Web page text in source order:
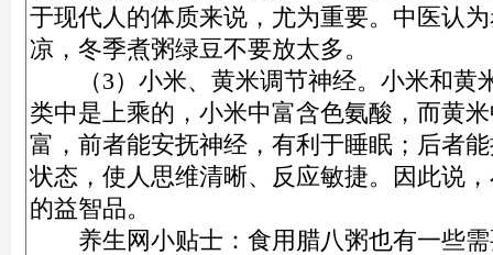
于现代人的体质来说，尤为重要。中医认
凉，冬季煮粥绿豆不要放太多。
（3）小米、黄米调节神经。小米和黄
类中是上乘的，小米中富含色氨酸，而黄
富，前者能安抚神经，有利于睡眠；后者
状态，使人思维清晰、反应敏捷。因此说
的益智品。
养生网小贴士：食用腊八粥也有一些需